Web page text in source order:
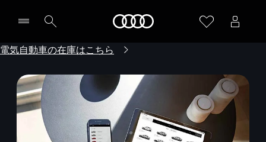
電気自動車の在庫はこちら